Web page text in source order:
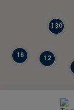
130
12
18